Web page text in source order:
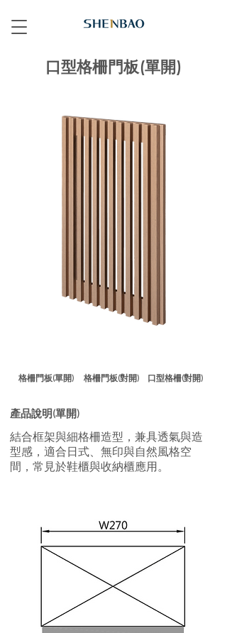
口型格柵門板(單開)
格柵門板(單開) 格柵門板(對開) 口型格柵(對開)
產品說明(單開)
結合框架與細格柵造型，兼具透氣與造
型感，適合日式、無印與自然風格空
間，常見於鞋櫃與收納櫃應用。